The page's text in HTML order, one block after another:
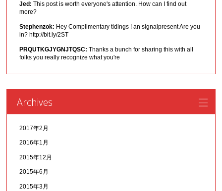
Jed: This post is worth everyone's attention. How can I find out
more?
Stephenzok: Hey Complimentary tidings ! an signalpresent Are you
in? http://bit.ly/2ST
PRQUTKGJYGNJTQSC: Thanks a bunch for sharing this with all
folks you really recognize what you're
Archives
2017年2月
2016年1月
2015年12月
2015年6月
2015年3月